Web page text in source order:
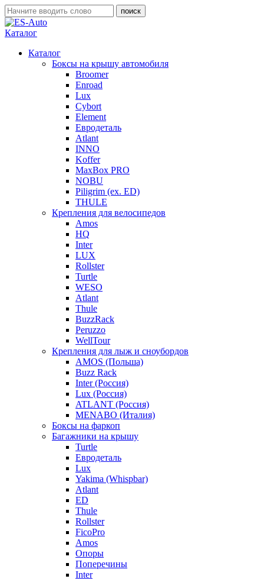
Каталог
Каталог
Боксы на крышу автомобиля
Broomer
Enroad
Lux
Cybort
Element
Евродеталь
Atlant
INNO
Koffer
MaxBox PRO
NOBU
Piligrim (ex. ED)
THULE
Крепления для велосипедов
Amos
HQ
Inter
LUX
Rollster
Turtle
WESO
Atlant
Thule
BuzzRack
Peruzzo
WellTour
Крепления для лыж и сноубордов
AMOS (Польша)
Buzz Rack
Inter (Россия)
Lux (Россия)
ATLANT (Россия)
MENABO (Италия)
Боксы на фаркоп
Багажники на крышу
Turtle
Евродеталь
Lux
Yakima (Whispbar)
Atlant
ED
Thule
Rollster
FicoPro
Amos
Опоры
Поперечины
Inter